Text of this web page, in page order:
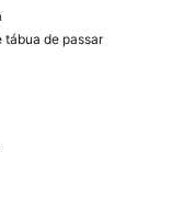
tábua de passar